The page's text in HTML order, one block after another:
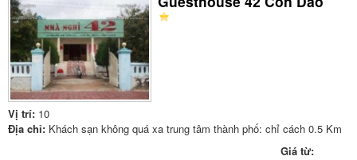
Vị trí: 10
Địa chỉ: Khách sạn không quá xa trung tâm thành phố: chỉ cách 0.5 Km
Giá từ: